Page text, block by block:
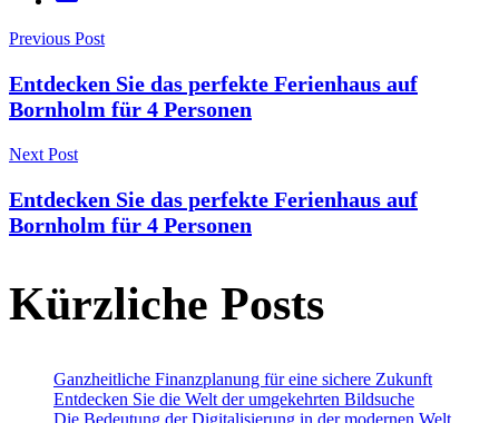
Post
Navigation
Previous Post
Entdecken Sie das perfekte Ferienhaus auf
Bornholm für 4 Personen
Next Post
Entdecken Sie das perfekte Ferienhaus auf
Bornholm für 4 Personen
Kürzliche Posts
Ganzheitliche Finanzplanung für eine sichere Zukunft
Entdecken Sie die Welt der umgekehrten Bildsuche
Die Bedeutung der Digitalisierung in der modernen Welt